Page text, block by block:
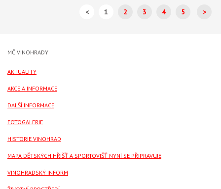
< 1 2 3 4 5 >
MČ VINOHRADY
AKTUALITY
AKCE A INFORMACE
DALŠÍ INFORMACE
FOTOGALERIE
HISTORIE VINOHRAD
MAPA DĚTSKÝCH HŘIŠŤ A SPORTOVIŠŤ NYNÍ SE PŘIPRAVUJE
VINOHRADSKÝ INFORM